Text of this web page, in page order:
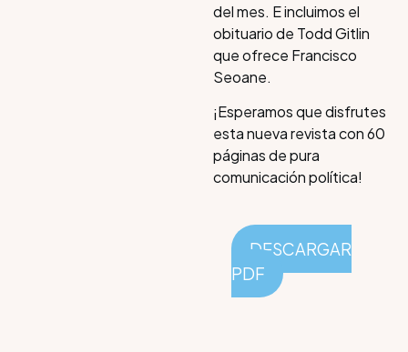
del mes. E incluimos el
obituario de Todd Gitlin
que ofrece Francisco
Seoane.
¡Esperamos que disfrutes
esta nueva revista con 60
páginas de pura
comunicación política!
DESCARGAR
PDF